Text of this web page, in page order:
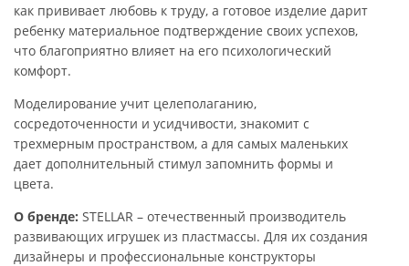
как прививает любовь к труду, а готовое изделие дарит
ребенку материальное подтверждение своих успехов,
что благоприятно влияет на его психологический
комфорт.
Моделирование учит целеполаганию,
сосредоточенности и усидчивости, знакомит с
трехмерным пространством, а для самых маленьких
дает дополнительный стимул запомнить формы и
цвета.
О бренде: STELLAR – отечественный производитель
развивающих игрушек из пластмассы. Для их создания
дизайнеры и профессиональные конструкторы